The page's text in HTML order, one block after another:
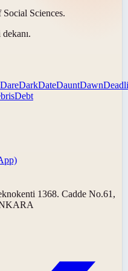
Sciences.
dekanı.
DareDarkDateDauntDawn
Debt
1368. Cadde No.61,